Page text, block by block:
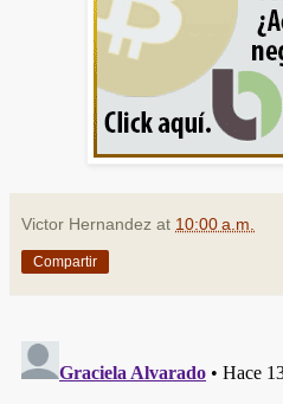
Victor Hernandez at 10:00 a.m.
Compartir